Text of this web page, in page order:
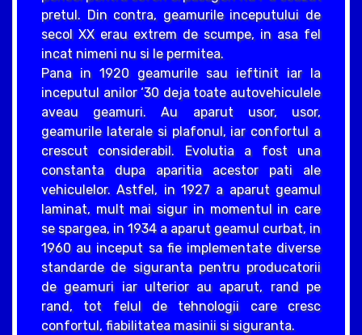
pretul. Din contra, geamurile inceputului de
secol XX erau extrem de scumpe, in asa fel
incat nimeni nu si le permitea.
Pana in 1920 geamurile sau ieftinit iar la
inceputul anilor ‘30 deja toate autovehiculele
aveau geamuri. Au aparut usor, usor,
geamurile laterale si plafonul, iar confortul a
crescut considerabil. Evolutia a fost una
constanta dupa aparitia acestor pati ale
vehiculelor. Astfel, in 1927 a aparut geamul
laminat, mult mai sigur in momentul in care
se spargea, in 1934 a aparut geamul curbat, in
1960 au inceput sa fie implementate diverse
standarde de siguranta pentru producatorii
de geamuri iar ulterior au aparut, rand pe
rand, tot felul de tehnologii care cresc
confortul, fiabilitatea masinii si siguranta.